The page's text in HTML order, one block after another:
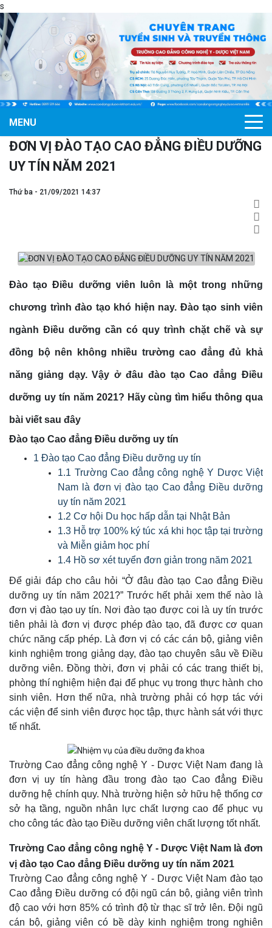
s
MENU
ĐƠN VỊ ĐÀO TẠO CAO ĐẲNG ĐIỀU DƯỠNG
UY TÍN NĂM 2021
Thứ ba - 21/09/2021 14:37
Đào tạo Điều dưỡng viên luôn là một trong những
chương trình đào tạo khó hiện nay. Đào tạo sinh viên
ngành Điều dưỡng cần có quy trình chặt chẽ và sự
đồng bộ nên không nhiều trường cao đẳng đủ khả
năng giảng dạy. Vậy ở đâu đào tạo Cao đẳng Điều
dưỡng uy tín năm 2021? Hãy cùng tìm hiểu thông qua
bài viết sau đây
Đào tạo Cao đẳng Điều dưỡng uy tín
1 Đào tạo Cao đẳng Điều dưỡng uy tín
1.1 Trường Cao đẳng công nghệ Y Dược Việt
Nam là đơn vị đào tạo Cao đẳng Điều dưỡng
uy tín năm 2021
1.2 Cơ hội Du học hấp dẫn tại Nhật Bản
1.3 Hỗ trợ 100% ký túc xá khi học tập tại trường
và Miễn giảm học phí
1.4 Hồ sơ xét tuyển đơn giản trong năm 2021
Để giải đáp cho câu hỏi “Ở đâu đào tạo Cao đẳng Điều
dưỡng uy tín năm 2021?” Trước hết phải xem thế nào là
đơn vị đào tạo uy tín. Nơi đào tạo được coi là uy tín trước
tiên phải là đơn vị được phép đào tạo, đã được cơ quan
chức năng cấp phép. Là đơn vị có các cán bộ, giảng viên
kinh nghiệm trong giảng dạy, đào tạo chuyên sâu về Điều
dưỡng viên. Đồng thời, đơn vị phải có các trang thiết bị,
phòng thí nghiệm hiện đại để phục vụ trong thực hành cho
sinh viên. Hơn thế nữa, nhà trường phải có hợp tác với
các viện để sinh viên được học tập, thực hành sát với thực
tế nhất.
Trường Cao đẳng công nghệ Y - Dược Việt Nam đang là
đơn vị uy tín hàng đầu trong đào tạo Cao đẳng Điều
dưỡng hệ chính quy. Nhà trường hiện sở hữu hệ thống cơ
sở hạ tầng, nguồn nhân lực chất lượng cao để phục vụ
cho công tác đào tạo Điều dưỡng viên chất lượng tốt nhất.
Trường Cao đẳng công nghệ Y - Dược Việt Nam là đơn
vị đào tạo Cao đẳng Điều dưỡng uy tín năm 2021
Trường Cao đẳng công nghệ Y - Dược Việt Nam đào tạo
Cao đẳng Điều dưỡng có đội ngũ cán bộ, giảng viên trình
độ cao với hơn 85% có trình độ từ thạc sĩ trở lên. Đội ngũ
cán bộ, giảng viên có bề dày kinh nghiệm trong nghiên